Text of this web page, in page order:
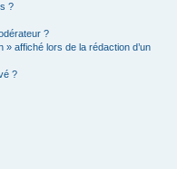
?
?
affiché lors de la rédaction d’un
?